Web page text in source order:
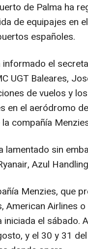
de Palma ha
de equipajes en
españoles.
informado el
UGT Baleares,
de vuelos y
en el aeródromo
compañía
lamentado sin
Azul
Menzies, que
American Airlines
iniciada el sábado.
y el 30 y 31